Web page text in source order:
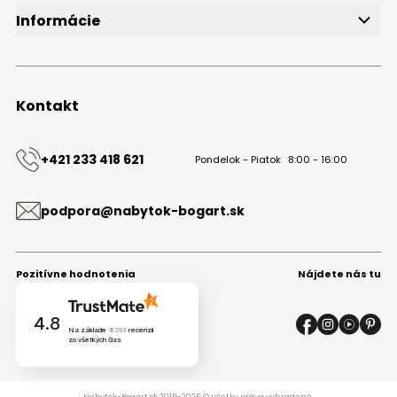
Informácie
Obchodné podmienky
Kontakt
Kontakt
+421 233 418 621 Pondelok - Piatok 8:00 - 16:00
podpora@nabytok-bogart.sk
Pozitívne hodnotenia
4.8 Na základe 8293 recenzií
zo všetkých čias
Nájdete nás tu